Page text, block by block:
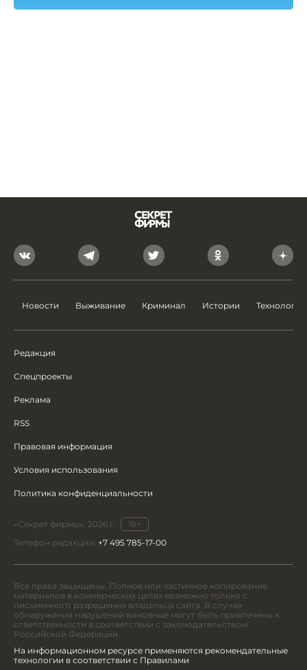
Новости Выживание Криминал Истории Технологии
Редакция
Спецпроекты
Реклама
RSS
Правовая информация
Условия использования
Политика конфиденциальности
«Секрет фирмы», 2026 г.
18+
Телефон редакции: +7 495 785-17-00
Все права защищены. Полное или частичное копирование
материалов в коммерческих целях возможно только с
письменного разрешения владельца сайта. В случае
обнаружения нарушений виновные могут быть привлечены к
ответственности в соответствии с законодательством
Российской Федерации.
На информационном ресурсе применяются рекомендательные
технологии в соответствии с Правилами